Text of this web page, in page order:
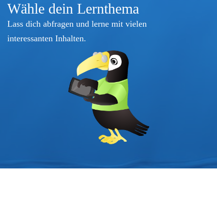
Wähle dein Lernthema
Lass dich abfragen und lerne mit vielen
interessanten Inhalten.